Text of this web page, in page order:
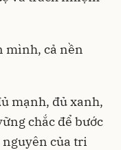
mình, cả nền
mạnh, đủ xanh,
chắc để bước
của tri